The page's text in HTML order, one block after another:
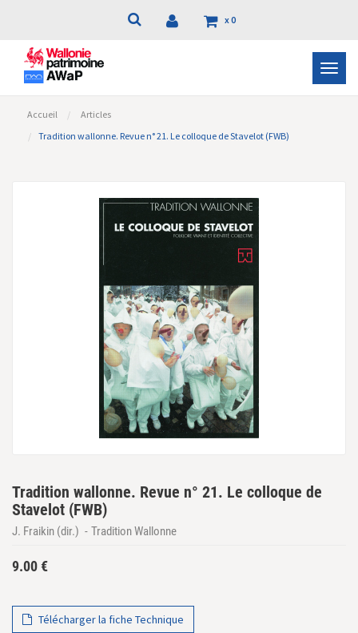
x0
la
Accueil
Articles
Tradition wallonne. Revue n° 21. Le colloque de Stavelot (FWB)
Tradition wallonne. Revue n° 21. Le colloque de
Stavelot (FWB)
J. Fraikin (dir.) Tradition Wallonne
9.00€
Télécharger la fiche Technique